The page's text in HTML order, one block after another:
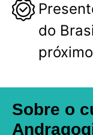
do
Sobre o